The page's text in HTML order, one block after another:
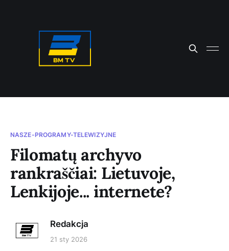
NASZE-PROGRAMY-TELEWIZYJNE
Filomatų archyvo
rankraščiai: Lietuvoje,
Lenkijoje... internete?
Redakcja
21 sty 2026